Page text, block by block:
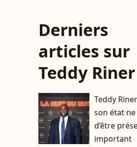
Derniers
articles sur
Teddy Riner
Teddy
son état
d’être
important